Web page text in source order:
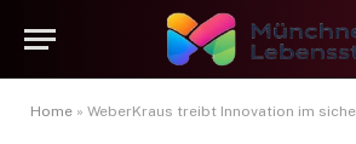
Home » WeberKraus treibt Innovation im